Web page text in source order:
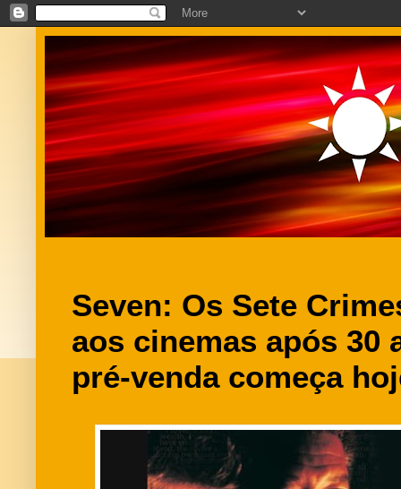
Seven: Os Sete
aos cinemas após 30
pré-venda começa